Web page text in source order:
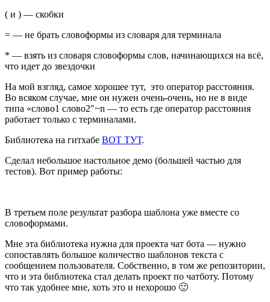
( и ) — скобки
= — не брать словоформы из словаря для терминала
* — взять из словаря словоформы слов, начинающихся на всё,
что идет до звездочки
На мой взгляд, самое хорошее тут, это оператор расстояния.
Во всяком случае, мне он нужен очень-очень, но не в виде
типа «слово1 слово2″~n — то есть где оператор расстояния
работает только с терминалами.
Библиотека на гитхабе ВОТ ТУТ.
Сделал небольшое настольное демо (большей частью для
тестов). Вот пример работы:
В третьем поле результат разбора шаблона уже вместе со
словоформами.
Мне эта библиотека нужна для проекта чат бота — нужно
сопоставлять большое количество шаблонов текста с
сообщением пользователя. Собственно, в том же репозитории,
что и эта библиотека стал делать проект по чатботу. Потому
что так удобнее мне, хоть это и нехорошо 🙂